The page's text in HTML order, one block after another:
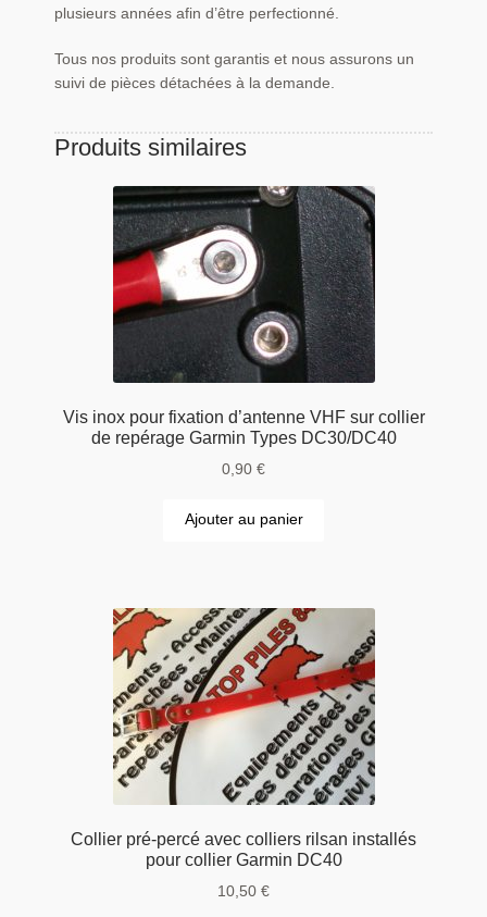
plusieurs années afin d’être perfectionné.
Tous nos produits sont garantis et nous assurons un
suivi de pièces détachées à la demande.
Produits similaires
Vis inox pour fixation d’antenne VHF sur collier
de repérage Garmin Types DC30/DC40
0,90 €
Ajouter au panier
Collier pré-percé avec colliers rilsan installés
pour collier Garmin DC40
10,50 €